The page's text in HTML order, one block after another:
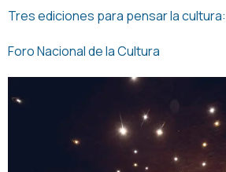
Tres ediciones para pensar la
Foro Nacional de la Cultura